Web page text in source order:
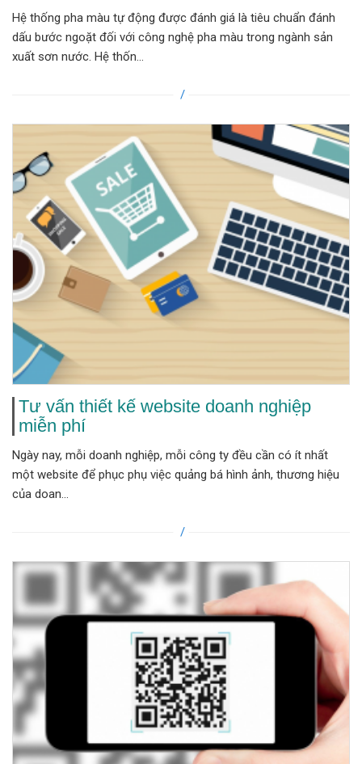
Hệ thống pha màu tự động được đánh giá là tiêu chuẩn đánh
dấu bước ngoặt đối với công nghệ pha màu trong ngành sản
xuất sơn nước. Hệ thốn...
Tư vấn thiết kế website doanh nghiệp
miễn phí
Ngày nay, mỗi doanh nghiệp, mỗi công ty đều cần có ít nhất
một website để phục phụ việc quảng bá hình ảnh, thương hiệu
của doan...